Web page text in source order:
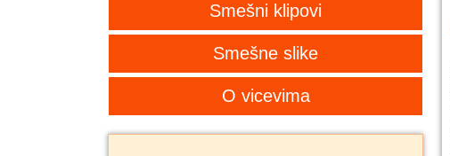
Smešni klipovi
Smešne slike
O vicevima